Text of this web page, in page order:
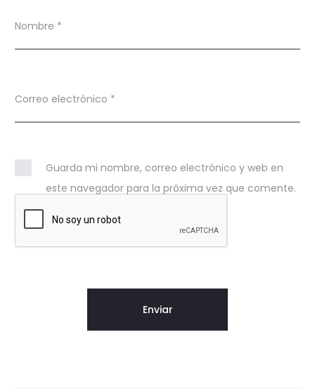
Nombre *
Correo electrónico *
Guarda mi nombre, correo electrónico y web en
este navegador para la próxima vez que comente.